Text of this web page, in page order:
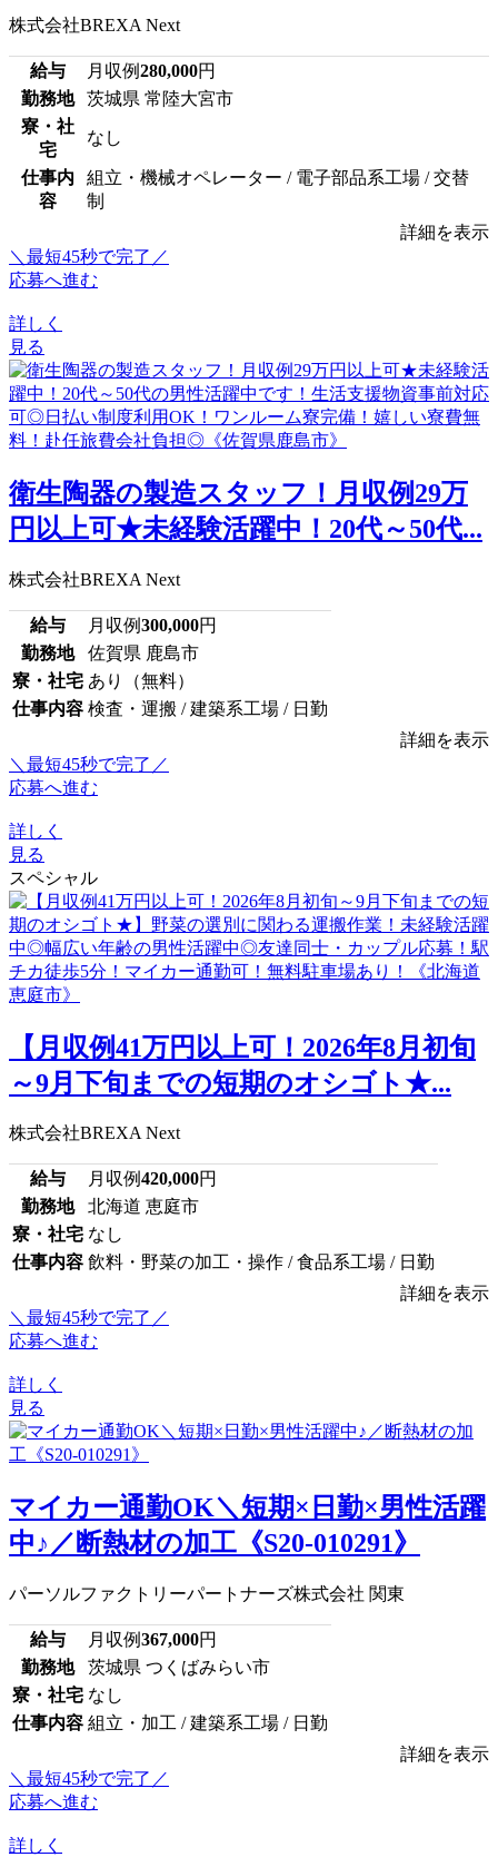
株式会社BREXA Next
給与 月収例280,000円
勤務地
茨城県 常陸大宮市
寮・社
宅
なし
仕事内
容
組立・機械オペレーター / 電子部品系工場 / 交替
制
詳細を表示
＼最短45秒で完了／
応募へ進む
詳しく
見る
衛生陶器の製造スタッフ！月収例29万
円以上可★未経験活躍中！20代～50代...
株式会社BREXA Next
給与 月収例300,000円
勤務地
佐賀県 鹿島市
寮・社宅 あり（無料）
仕事内容 検査・運搬 / 建築系工場 / 日勤
詳細を表示
＼最短45秒で完了／
応募へ進む
詳しく
見る
スペシャル
【月収例41万円以上可！2026年8月初旬
～9月下旬までの短期のオシゴト★...
株式会社BREXA Next
給与 月収例420,000円
勤務地
北海道 恵庭市
寮・社宅 なし
仕事内容 飲料・野菜の加工・操作 / 食品系工場 / 日勤
詳細を表示
＼最短45秒で完了／
応募へ進む
詳しく
見る
マイカー通勤OK＼短期×日勤×男性活躍
中♪／断熱材の加工《S20-010291》
パーソルファクトリーパートナーズ株式会社 関東
給与 月収例367,000円
勤務地
茨城県 つくばみらい市
寮・社宅 なし
仕事内容 組立・加工 / 建築系工場 / 日勤
詳細を表示
＼最短45秒で完了／
応募へ進む
詳しく